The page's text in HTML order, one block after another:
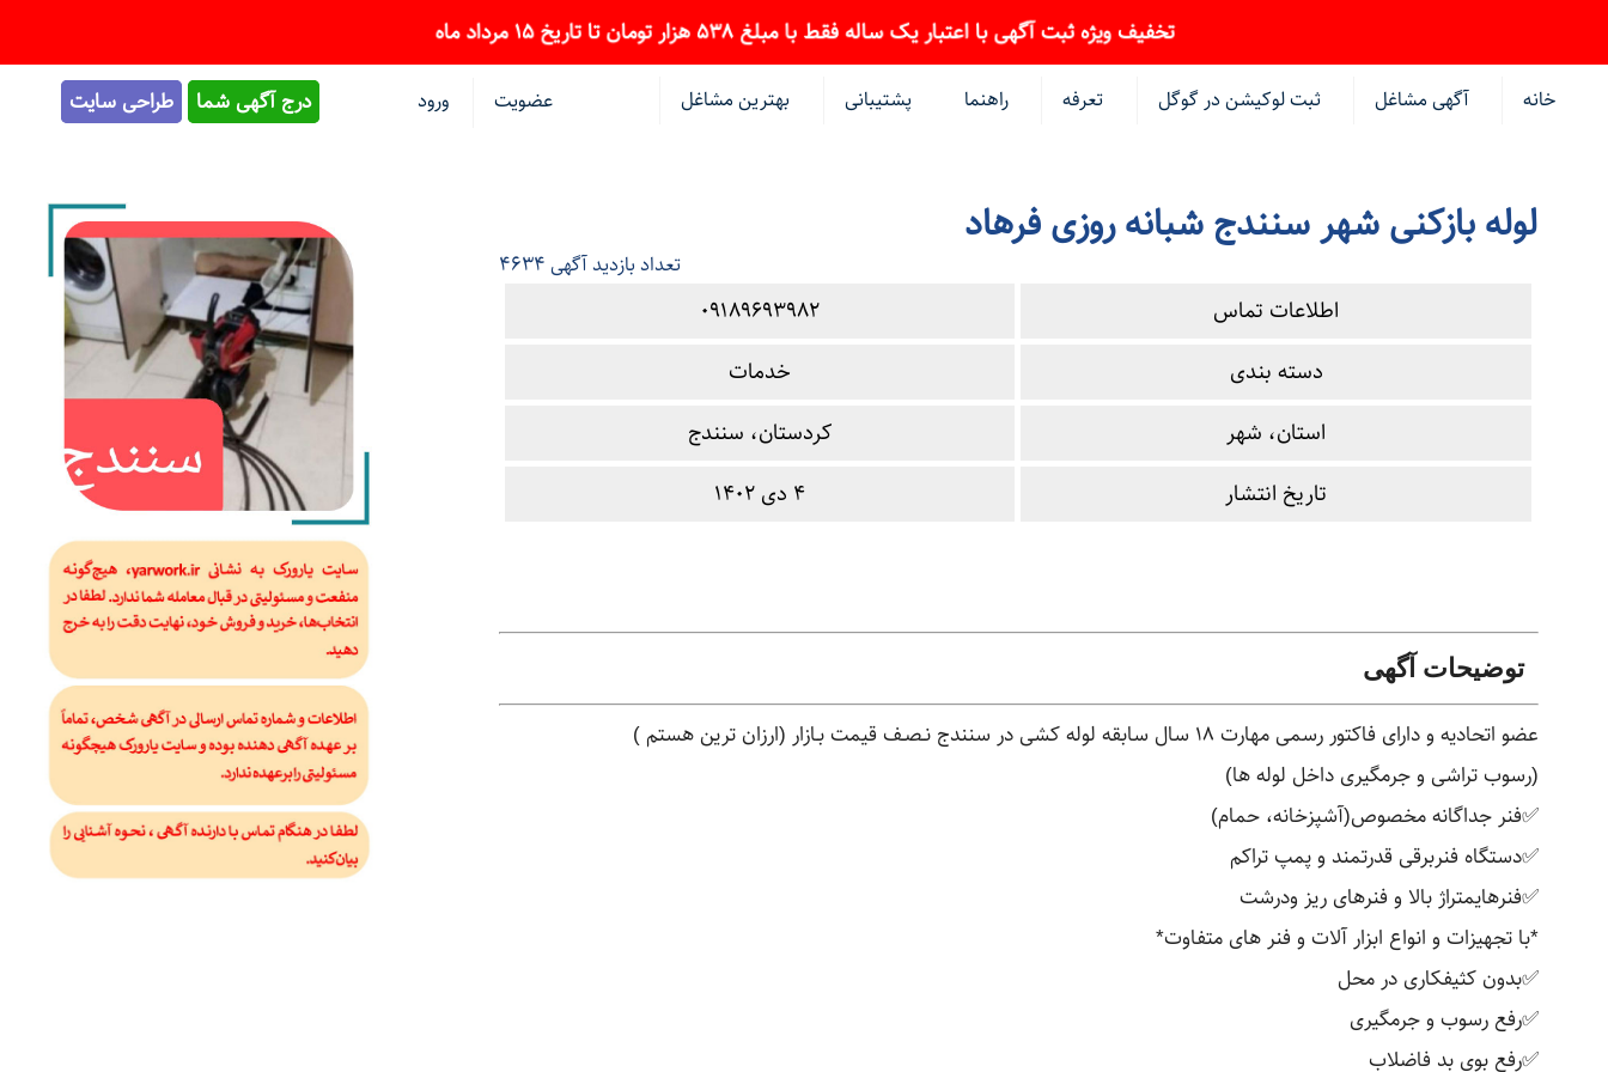
تخفیف ویژه ثبت آگهی با اعتبار یک ساله فقط با مبلغ 538 هزار تومان تا تاریخ 15 مرداد ماه
درج آگهی شما طراحی سایت خانه آگهی مشاغل ثبت لوکیشن در گوگل تعرفه راهنما پشتیبانی بهترین مشاغل عضویت ورود
لوله بازکنی شهر سنندج شبانه روزی فرهاد
تعداد بازدید آگهی 4634
اطلاعات تماس
09189693982
دسته بندی
خدمات
استان، شهر
کردستان، سنندج
تاریخ انتشار
4 دی 1402
توضیحات آگهی
عضو اتحادیه و دارای فاکتور رسمی مهارت 18 سال سابقه لوله کشی در سنندج نـصـف قیمت بـازار (ارزان ترین هستم )
(رسوب تراشی و جرمگیری داخل لوله ها)
✅فنر جداگانه مخصوص(آشپزخانه، حمام)
✅دستگاه فنربرقی قدرتمند و پمپ تراکم
✅فنرهایمتراژ بالا و فنرهای ریز ودرشت
*با تجهیزات و انواع ابزار آلات و فنر های متفاوت*
✅بدون کثیفکاری در محل
✅رفع رسوب و جرمگیری
✅رفع بوی بد فاضلاب